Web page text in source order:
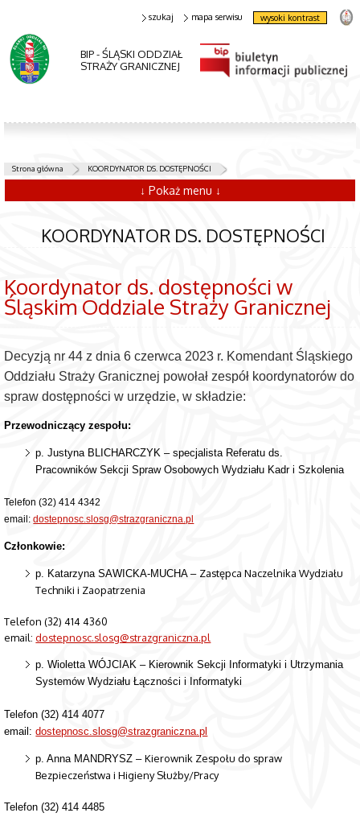
BIP - ŚLĄSKI ODDZIAŁ
STRAŻY GRANICZNEJ
szukaj mapa serwisu wysoki kontrast
Strona główna KOORDYNATOR DS. DOSTĘPNOŚCI
↓ Pokaż menu ↓
KOORDYNATOR DS. DOSTĘPNOŚCI
Koordynator ds. dostępności w
Śląskim Oddziale Straży Granicznej
Decyzją nr 44 z dnia 6 czerwca 2023 r. Komendant Śląskiego
Oddziału Straży Granicznej powołał zespół koordynatorów do
spraw dostępności w urzędzie, w składzie:
Przewodniczący zespołu:
p. Justyna BLICHARCZYK – specjalista Referatu ds.
Pracowników Sekcji Spraw Osobowych Wydziału Kadr i Szkolenia
Telefon (32) 414 4342
email:dostepnosc.slosg@strazgraniczna.pl
Członkowie:
p. Katarzyna SAWICKA-MUCHA – Zastępca Naczelnika Wydziału
Techniki i Zaopatrzenia
Telefon (32) 414 4360
email:dostepnosc.slosg@strazgraniczna.pl
p. Wioletta WÓJCIAK – Kierownik Sekcji Informatyki i Utrzymania
Systemów Wydziału Łączności i Informatyki
Telefon (32) 414 4077
email:dostepnosc.slosg@strazgraniczna.pl
p. Anna MANDRYSZ –Kierownik Zespołu do spraw
Bezpieczeństwa i Higieny Służby/Pracy
Telefon (32) 414 4485